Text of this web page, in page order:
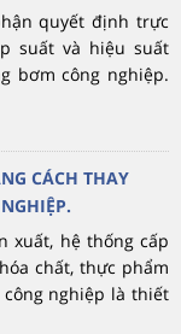
quyết định trực
suất và hiệu suất
bơm công nghiệp.
CÁCH THAY
xuất, hệ thống cấp
chất, thực phẩm
nghiệp là thiết